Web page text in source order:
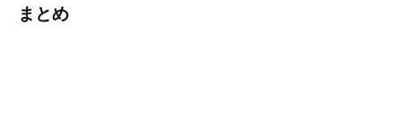
まとめ